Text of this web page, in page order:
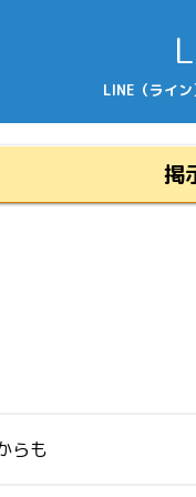
LINE（ライ
掲
らも